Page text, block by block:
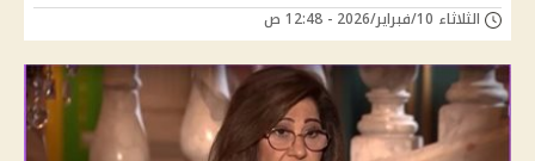
الثلاثاء 10/فبراير/2026 - 12:48 ص